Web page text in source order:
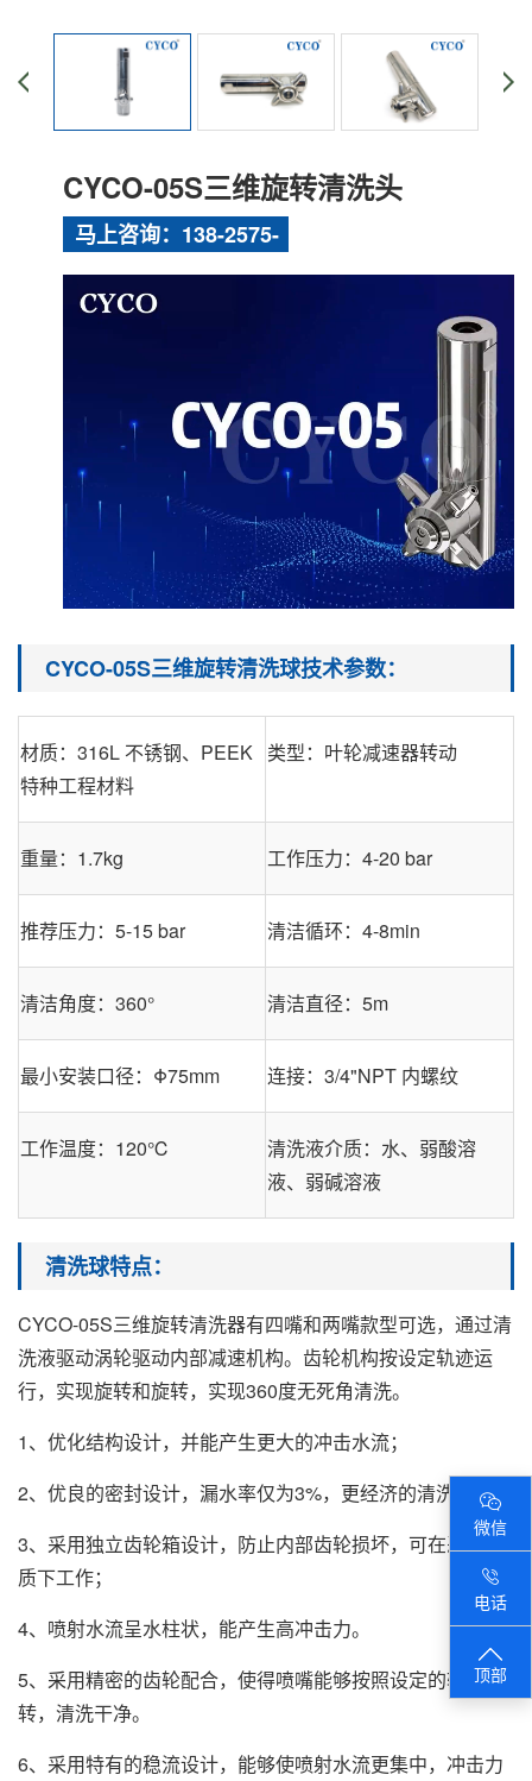
CYCO-05S三维旋转清洗头
马上咨询：138-2575-
8319
CYCO-05S三维旋转清洗球技术参数：
材质：316L 不锈钢、PEEK
特种工程材料
类型：叶轮减速器转动
重量：1.7kg 工作压力：4-20 bar
推荐压力：5-15 bar 清洁循环：4-8min
清洁角度：360° 清洁直径：5m
最小安装口径：Φ75mm 连接：3/4"NPT 内螺纹
工作温度：120℃
清洗液介质：水、弱酸溶
液、弱碱溶液
清洗球特点：
CYCO-05S三维旋转清洗器有四嘴和两嘴款型可选，通过清
洗液驱动涡轮驱动内部减速机构。齿轮机构按设定轨迹运
行，实现旋转和旋转，实现360度无死角清洗。
1、优化结构设计，并能产生更大的冲击水流；
2、优良的密封设计，漏水率仅为3%，更经济的清洗方案；
3、采用独立齿轮箱设计，防止内部齿轮损坏，可在恶劣水
质下工作；
4、喷射水流呈水柱状，能产生高冲击力。
5、采用精密的齿轮配合，使得喷嘴能够按照设定的轨迹运
转，清洗干净。
6、采用特有的稳流设计，能够使喷射水流更集中，冲击力
微信
电话
顶部